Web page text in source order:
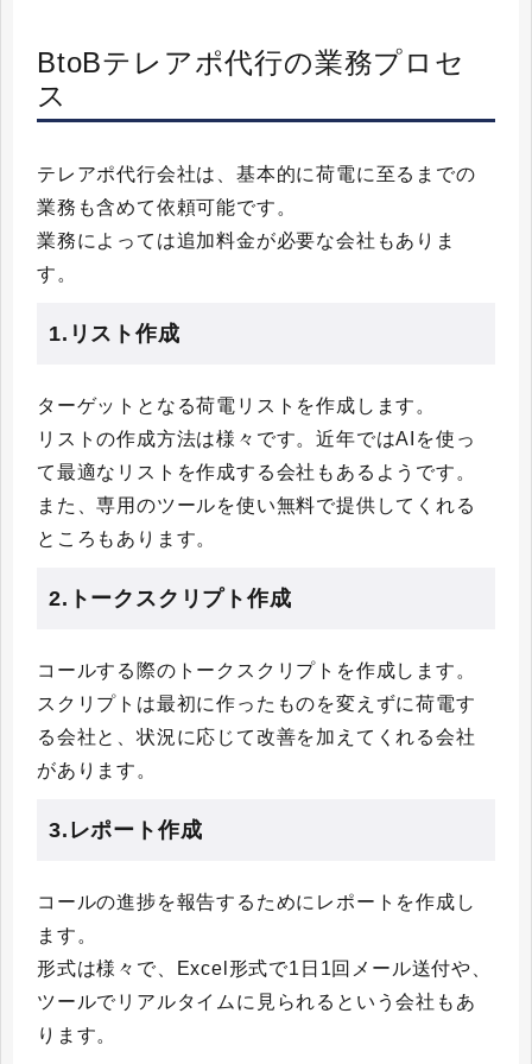
BtoBテレアポ代行の業務プロセ
ス
テレアポ代行会社は、基本的に荷電に至るまでの
業務も含めて依頼可能です。
業務によっては追加料金が必要な会社もありま
す。
1.リスト作成
ターゲットとなる荷電リストを作成します。
リストの作成方法は様々です。近年ではAIを使っ
て最適なリストを作成する会社もあるようです。
また、専用のツールを使い無料で提供してくれる
ところもあります。
2.トークスクリプト作成
コールする際のトークスクリプトを作成します。
スクリプトは最初に作ったものを変えずに荷電す
る会社と、状況に応じて改善を加えてくれる会社
があります。
3.レポート作成
コールの進捗を報告するためにレポートを作成し
ます。
形式は様々で、Excel形式で1日1回メール送付や、
ツールでリアルタイムに見られるという会社もあ
ります。